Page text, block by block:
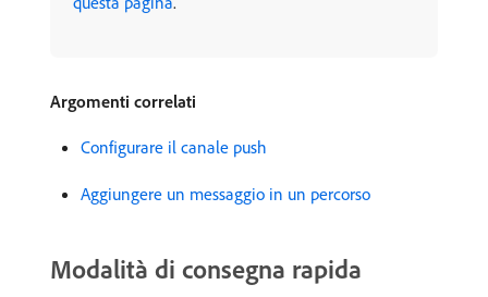
Argomenti correlati
Configurare il canale push
Aggiungere un messaggio in un percorso
Modalità di consegna rapida